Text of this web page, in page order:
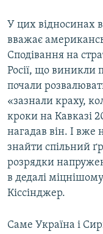
У цих відносинах
вважає
Сподівання на
Росії, що виникли
почали
«зазнали краху,
кроки на Кавказі
нагадав він. І вже
знайти спільний
розрядки
в дедалі
Кіссінджер.
Саме Україна і